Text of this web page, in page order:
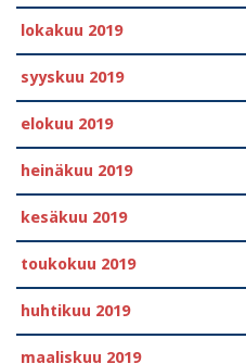
lokakuu 2019
syyskuu 2019
elokuu 2019
heinäkuu 2019
kesäkuu 2019
toukokuu 2019
huhtikuu 2019
maaliskuu 2019